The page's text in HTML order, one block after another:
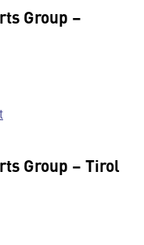
Group –
Group – Tirol